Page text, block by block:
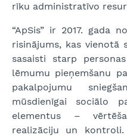
rīku administratīvo
“ApSis” ir 2017. gada
risinājums, kas vienotā
sasaisti starp
lēmumu pieņemšanu
pakalpojumu
mūsdienīgai sociālo
elementus –
realizāciju un